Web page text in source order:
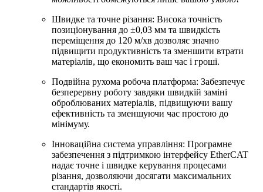
Швидке та точне різання: Висока точність
позиціонування до ±0,03 мм та швидкість
переміщення до 120 м/хв дозволяє значно
підвищити продуктивність та зменшити втрати
матеріалів, що економить ваш час і гроші.
Подвійна рухома робоча платформа: Забезпечує
безперервну роботу завдяки швидкій заміні
оброблюваних матеріалів, підвищуючи вашу
ефективність та зменшуючи час простою до
мінімуму.
Інноваційна система управління: Програмне
забезпечення з підтримкою інтерфейсу EtherCAT
надає точне і швидке керування процесами
різання, дозволяючи досягати максимальних
стандартів якості.